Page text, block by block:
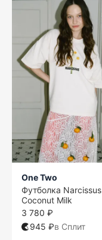
One Two
Футболка Narcissus
Coconut Milk
3 780 ₽
945 ₽в Сплит